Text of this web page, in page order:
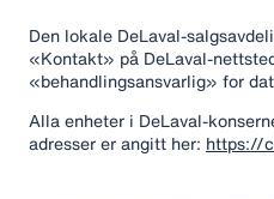
Den lokale DeLaval-
«Kontakt» på DeLaval-
«behandlingsansvarlig» for
Alla enheter i DeLaval-
adresser er angitt her: https://